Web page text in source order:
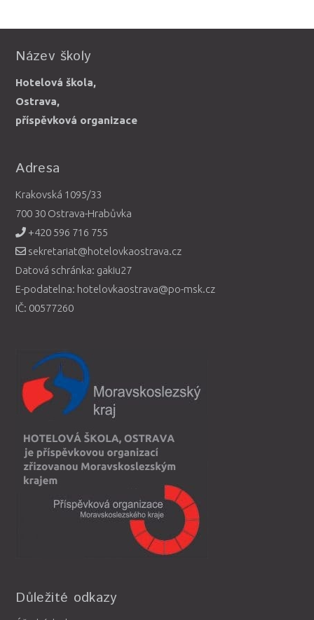
Název školy
Hotelová škola,
Ostrava,
příspěvková organizace
Adresa
Krakovská 1095/33
700 30 Ostrava-Hrabůvka
+420 596 716 755
sekretariat@hotelovkaostrava.cz
Datová schránka: gakiu27
E-podatelna: hotelovkaostrava@po-msk.cz
IČ: 00577260
Důležité odkazy